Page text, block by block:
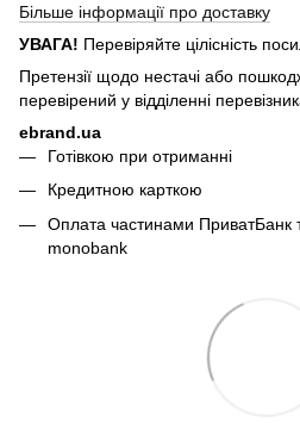
Більше інформації про доставку
УВАГА! Перевіряйте цілісність
Претензії щодо нестачі або
перевірений у відділенні
ebrand.ua
Готівкою при отриманні
Кредитною карткою
Оплата частинами ПриватБанк
monobank